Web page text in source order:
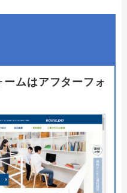
ため、信頼できる業者
可能で、見積もりや出
フォームを考えている
トで
見る
相談する
ムはアフターフォ